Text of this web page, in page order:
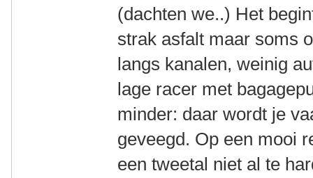
(dachten we..) Het
strak asfalt maar soms
langs kanalen, weinig
lage racer met
minder: daar wordt je
geveegd. Op een mooi
een tweetal niet al te